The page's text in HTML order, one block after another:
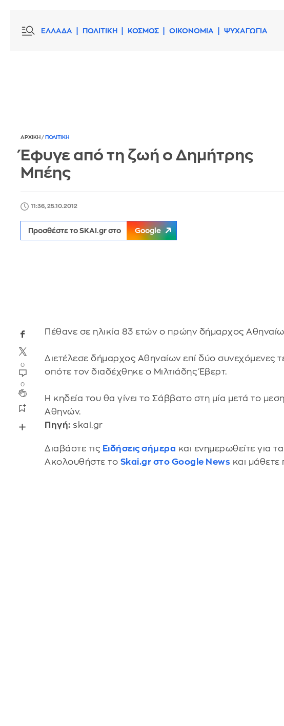
ΕΛΛΑΔΑ ΠΟΛΙΤΙΚΗ ΚΟΣΜΟΣ ΟΙΚΟΝΟΜΙΑ ΨΥΧΑΓΩΓΙΑ
ΑΡΧΙΚΗ / ΠΟΛΙΤΙΚΗ
Έφυγε από τη ζωή ο Δημήτρης
Μπέης
11:36, 25.10.2012
Προσθέστε το SKAI.gr στο Google
0
0
Πέθανε σε ηλικία 83 ετών ο πρώην δήμαρχος
Διετέλεσε δήμαρχος Αθηναίων επί δύο συνεχόμενες
οπότε τον διαδέχθηκε ο Μιλτιάδης Έβερτ.
Η κηδεία του θα γίνει το Σάββατο στη μία μετά το
Αθηνών.
Πηγή: skai.gr
Διαβάστε τις Ειδήσεις σήμερα και ενημερωθείτε για
Ακολουθήστε το Skai.gr στο Google News και μάθετε